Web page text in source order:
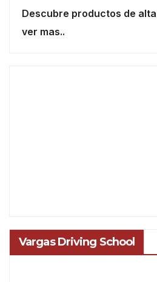
Descubre productos de
ver mas..
Vargas Driving School